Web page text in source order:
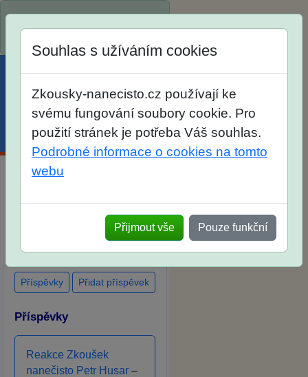
Menu Účet Košík
zkoušek na SŠ? Vaše ohlasy
po skutečných přijímacích
zkouškách
Souhlas s užíváním cookies
Zkousky-nanecisto.cz používají ke
svému fungování soubory cookie. Pro
použití stránek je potřeba Váš souhlas.
Podrobné informace o cookies na tomto
webu
Přijmout vše Pouze funkční
Příspěvky Přidat příspěvek
Příspěvky
Reakce Zkoušek
nanečisto Petr Husar –